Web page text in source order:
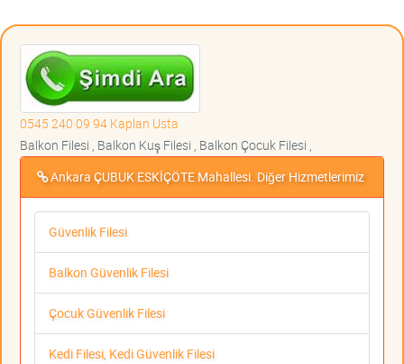
0545 240 09 94 Kaplan Usta
Balkon Filesi , Balkon Kuş Filesi , Balkon Çocuk Filesi ,
Ankara ÇUBUK ESKİÇÖTE Mahallesi. Diğer Hizmetlerimiz
Güvenlik Filesi
Balkon Güvenlik Filesi
Çocuk Güvenlik Filesi
Kedi Filesi, Kedi Güvenlik Filesi